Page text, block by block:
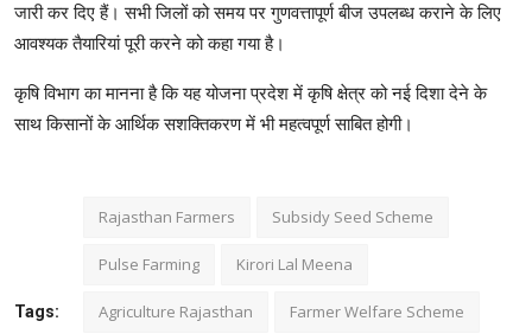
जारी कर दिए हैं। सभी जिलों को समय पर गुणवत्तापूर्ण बीज उपलब्ध कराने के लिए
आवश्यक तैयारियां पूरी करने को कहा गया है।
कृषि विभाग का मानना है कि यह योजना प्रदेश में कृषि क्षेत्र को नई दिशा देने के
साथ किसानों के आर्थिक सशक्तिकरण में भी महत्वपूर्ण साबित होगी।
Tags:
Rajasthan Farmers Subsidy Seed Scheme
Pulse Farming Kirori Lal Meena
Agriculture Rajasthan Farmer Welfare Scheme